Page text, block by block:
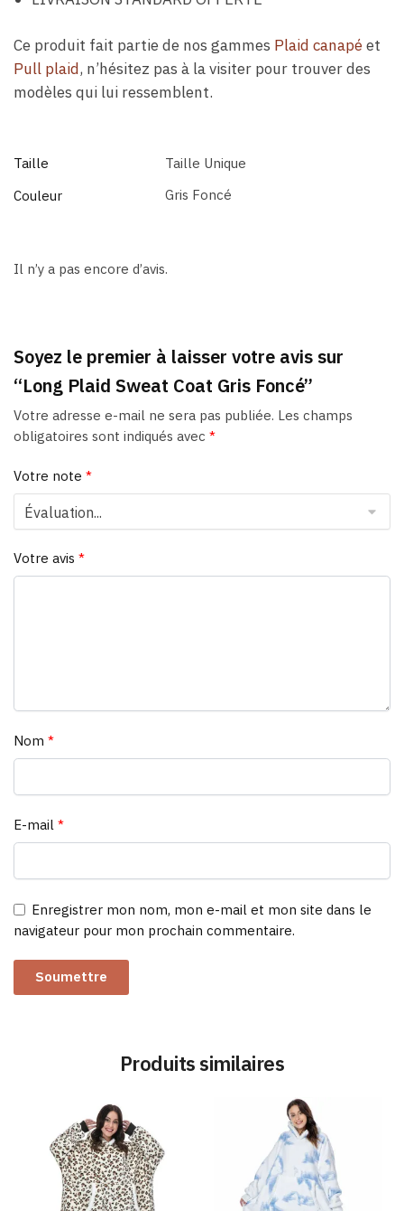
Ce produit fait partie de nos gammes Plaid canapéet
Pull plaid, n’hésitez pas à la visiter pour trouver des
modèles qui lui ressemblent.
Taille
Taille Unique
Couleur
Gris Foncé
Il n’y a pas encore d’avis.
Soyez le premier à laisser votre avis sur
“Long Plaid Sweat Coat Gris Foncé”
Votre adresse e-mail ne sera pas publiée. Les champs
obligatoires sont indiqués avec *
Votre note *
Votre avis *
Nom *
E-mail *
Enregistrer mon nom, mon e-mail et mon site dans le
navigateur pour mon prochain commentaire.
Produits similaires